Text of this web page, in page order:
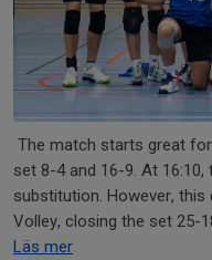
The match starts great
set 8-4 and 16-9. At
substitution. However,
Volley, closing the set 25-
Läs mer